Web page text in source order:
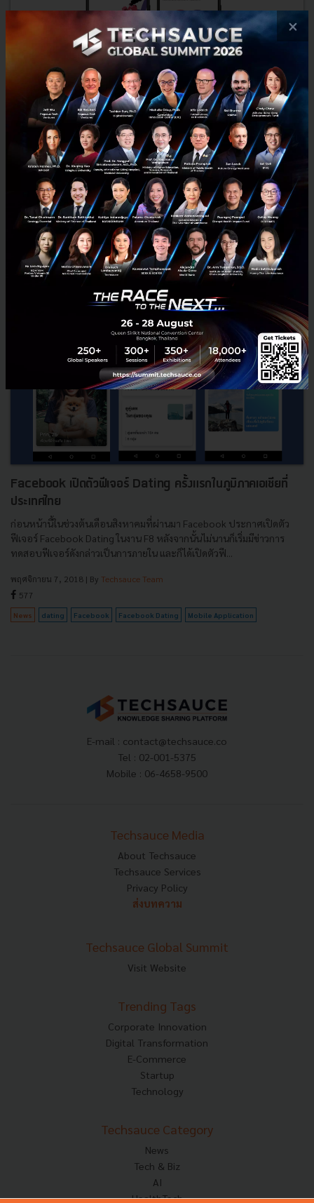
Facebook Dating เปิดตัวอย่างเป็นทางการแล้วในสหรัฐฯ เพิ่ม
ฟีเจอร์รวมโพสต์และผู้ติดตาม Instagram เข้าไปด้วย
Facebook Dating ทำให้การพบรักจากสิ่งที่คุณชื่นชอบเป็นเรื่องง่ายขึ้น
โดยช่วยให้คุณเริ่มความสัมพันธ์ที่มีความหมายผ่านสิ่งต่างๆ ที่คุณมีร่วมกัน
เช่น ความสนใจ งานกิจกรรม และกลุ่ม นอกจา...
กันยายน 9, 2019| ByTechsauce Team
51
Tech & Biz instagram Facebook Dating
Facebook เปิดตัวฟีเจอร์ Dating ครั้งแรกในภูมิภาคเอเชียที่
ประเทศไทย
ก่อนหน้านี้ในช่วงต้นเดือนสิงหาคมที่ผ่านมา Facebook ประกาศเปิดตัว
ฟีเจอร์ Facebook Dating ในงาน F8 หลังจากนั้นไม่นานก็เริ่มมีข่าวการ
ทดสอบฟีเจอร์ดังกล่าวเป็นการภายใน และก็ได้เปิดตัวฟี...
พฤศจิกายน 7, 2018 | By Techsauce Team
577
News dating Facebook Facebook Dating Mobile Application
E-mail : contact@techsauce.co
Tel : 02-001-5375
Mobile : 06-4658-9500
Techsauce Media
About Techsauce
Techsauce Services
Privacy Policy
ส่งบทความ
Techsauce Global Summit
Visit Website
Trending Tags
Corporate Innovation
Digital Transformation
E-Commerce
Startup
Technology
Techsauce Category
News
Tech & Biz
AI
HealthTech
×